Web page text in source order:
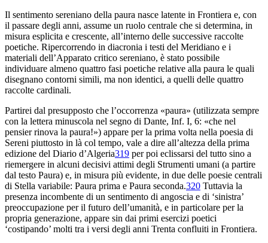
Il sentimento sereniano della paura nasce latente in Frontiera e, con
il passare degli anni, assume un ruolo centrale che si determina, in
misura esplicita e crescente, all’interno delle successive raccolte
poetiche. Ripercorrendo in diacronia i testi del Meridiano e i
materiali dell’Apparato critico sereniano, è stato possibile
individuare almeno quattro fasi poetiche relative alla paura le quali
disegnano contorni simili, ma non identici, a quelli delle quattro
raccolte cardinali.
Partirei dal presupposto che l’occorrenza «paura» (utilizzata sempre
con la lettera minuscola nel segno di Dante, Inf. I, 6: «che nel
pensier rinova la paura!») appare per la prima volta nella poesia di
Sereni piuttosto in là col tempo, vale a dire all’altezza della prima
edizione del Diario d’Algeria319 per poi eclissarsi del tutto sino a
riemergere in alcuni decisivi attimi degli Strumenti umani (a partire
dal testo Paura) e, in misura più evidente, in due delle poesie centrali
di Stella variabile: Paura prima e Paura seconda.320 Tuttavia la
presenza incombente di un sentimento di angoscia e di ‘sinistra’
preoccupazione per il futuro dell’umanità, e in particolare per la
propria generazione, appare sin dai primi esercizi poetici
‘costipando’ molti tra i versi degli anni Trenta confluiti in Frontiera.